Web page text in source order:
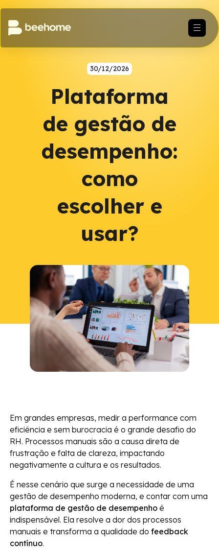
30/12/2026
Plataforma
de gestão de
desempenho:
como
escolher e
usar?
Em grandes empresas, medir a performance com
eficiência e sem burocracia é o grande desafio do
RH. Processos manuais são a causa direta de
frustração e falta de clareza, impactando
negativamente a cultura e os resultados.
É nesse cenário que surge a necessidade de uma
gestão de desempenho moderna, e contar com uma
plataforma de gestão de desempenho é
indispensável. Ela resolve a dor dos processos
manuais e transforma a qualidade do feedback
contínuo.